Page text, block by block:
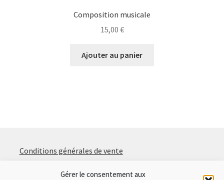
Gérer le consentement aux
Composition musicale
15,00 €
Ajouter au panier
Conditions générales de vente
Politique de confidentialité